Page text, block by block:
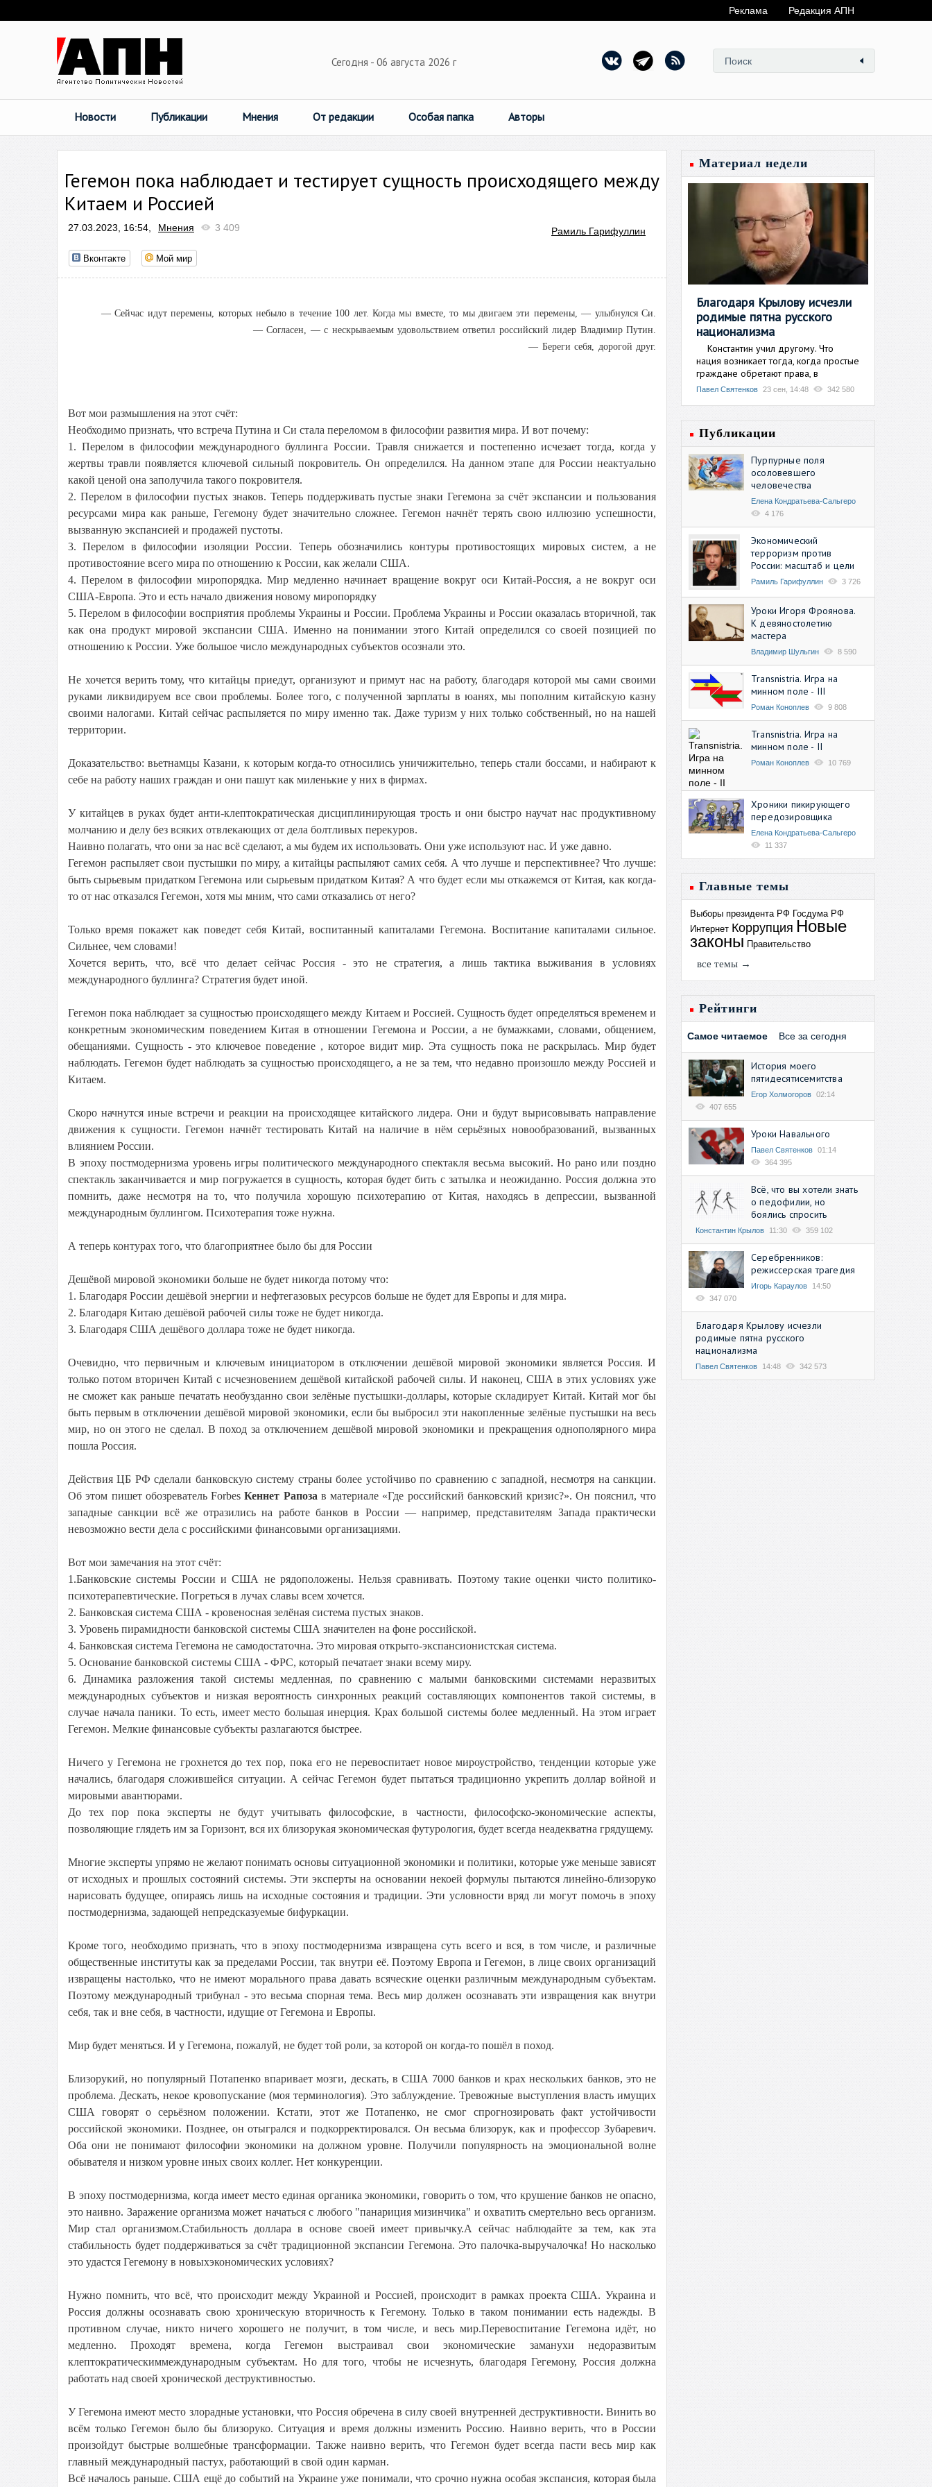
Реклама Редакция АПН
Сегодня - 06 августа 2026 г
Новости Публикации Мнения От редакции Особая папка Авторы
Гегемон пока наблюдает и тестирует сущность происходящего между
Китаем и Россией
27.03.2023, 16:54, Мнения 3 409 Рамиль Гарифуллин
Вконтакте Мой мир
— Сейчас идут перемены, которых небыло в течение 100 лет. Когда мы вместе, то мы двигаем эти перемены, — улыбнулся Си.
— Согласен, — с нескрываемым удовольствием ответил российский лидер Владимир Путин.
— Береги себя, дорогой друг.
Вот мои размышления на этот счёт:
Необходимо признать, что встреча Путина и Си стала переломом в философии развития мира. И вот почему:
1. Перелом в философии международного буллинга России. Травля снижается и постепенно исчезает тогда, когда у
жертвы травли появляется ключевой сильный покровитель. Он определился. На данном этапе для России неактуально
какой ценой она заполучила такого покровителя.
2. Перелом в философии пустых знаков. Теперь поддерживать пустые знаки Гегемона за счёт экспансии и пользования
ресурсами мира как раньше, Гегемону будет значительно сложнее. Гегемон начнёт терять свою иллюзию успешности,
вызванную экспансией и продажей пустоты.
3. Перелом в философии изоляции России. Теперь обозначились контуры противостоящих мировых систем, а не
противостояние всего мира по отношению к России, как желали США.
4. Перелом в философии миропорядка. Мир медленно начинает вращение вокруг оси Китай-Россия, а не вокруг оси
США-Европа. Это и есть начало движения новому миропорядку
5. Перелом в философии восприятия проблемы Украины и России. Проблема Украины и России оказалась вторичной, так
как она продукт мировой экспансии США. Именно на понимании этого Китай определился со своей позицией по
отношению к России. Уже большое число международных субъектов осознали это.
Не хочется верить тому, что китайцы приедут, организуют и примут нас на работу, благодаря которой мы сами своими
руками ликвидируем все свои проблемы. Более того, с полученной зарплаты в юанях, мы пополним китайскую казну
своими налогами. Китай сейчас распыляется по миру именно так. Даже туризм у них только собственный, но на нашей
территории.
Доказательство: вьетнамцы Казани, к которым когда-то относились уничижительно, теперь стали боссами, и набирают к
себе на работу наших граждан и они пашут как миленькие у них в фирмах.
У китайцев в руках будет анти-клептократическая дисциплинирующая трость и они быстро научат нас продуктивному
молчанию и делу без всяких отвлекающих от дела болтливых перекуров.
Наивно полагать, что они за нас всё сделают, а мы будем их использовать. Они уже используют нас. И уже давно.
Гегемон распыляет свои пустышки по миру, а китайцы распыляют самих себя. А что лучше и перспективнее? Что лучше:
быть сырьевым придатком Гегемона или сырьевым придатком Китая? А что будет если мы откажемся от Китая, как когда-
то от нас отказался Гегемон, хотя мы мним, что сами отказались от него?
Только время покажет как поведет себя Китай, воспитанный капиталами Гегемона. Воспитание капиталами сильное.
Сильнее, чем словами!
Хочется верить, что, всё что делает сейчас Россия - это не стратегия, а лишь тактика выживания в условиях
международного буллинга? Стратегия будет иной.
Гегемон пока наблюдает за сущностью происходящего между Китаем и Россией. Сущность будет определяться временем и
конкретным экономическим поведением Китая в отношении Гегемона и России, а не бумажками, словами, общением,
обещаниями. Сущность - это ключевое поведение , которое видит мир. Эта сущность пока не раскрылась. Мир будет
наблюдать. Гегемон будет наблюдать за сущностью происходящего, а не за тем, что недавно произошло между Россией и
Китаем.
Скоро начнутся иные встречи и реакции на происходящее китайского лидера. Они и будут вырисовывать направление
движения к сущности. Гегемон начнёт тестировать Китай на наличие в нём серьёзных новообразований, вызванных
влиянием России.
В эпоху постмодернизма уровень игры политического международного спектакля весьма высокий. Но рано или поздно
спектакль заканчивается и мир погружается в сущность, которая будет бить с затылка и неожиданно. Россия должна это
помнить, даже несмотря на то, что получила хорошую психотерапию от Китая, находясь в депрессии, вызванной
международным буллингом. Психотерапия тоже нужна.
А теперь контурах того, что благоприятнее было бы для России
Дешёвой мировой экономики больше не будет никогда потому что:
1. Благодаря России дешёвой энергии и нефтегазовых ресурсов больше не будет для Европы и для мира.
2. Благодаря Китаю дешёвой рабочей силы тоже не будет никогда.
3. Благодаря США дешёвого доллара тоже не будет никогда.
Очевидно, что первичным и ключевым инициатором в отключении дешёвой мировой экономики является Россия. И
только потом вторичен Китай с исчезновением дешёвой китайской рабочей силы. И наконец, США в этих условиях уже
не сможет как раньше печатать необузданно свои зелёные пустышки-доллары, которые складирует Китай. Китай мог бы
быть первым в отключении дешёвой мировой экономики, если бы выбросил эти накопленные зелёные пустышки на весь
мир, но он этого не сделал. В поход за отключением дешёвой мировой экономики и прекращения однополярного мира
пошла Россия.
Действия ЦБ РФ сделали банковскую систему страны более устойчиво по сравнению с западной, несмотря на санкции.
Об этом пишет обозреватель ForbesКеннет Рапоза в материале «Где российский банковский кризис?». Он пояснил, что
западные санкции всё же отразились на работе банков в России — например, представителям Запада практически
невозможно вести дела с российскими финансовыми организациями.
Вот мои замечания на этот счёт:
1.Банковские системы России и США не рядоположены. Нельзя сравнивать. Поэтому такие оценки чисто политико-
психотерапевтические. Погреться в лучах славы всем хочется.
2. Банковская система США - кровеносная зелёная система пустых знаков.
3. Уровень пирамидности банковской системы США значителен на фоне российской.
4. Банковская система Гегемона не самодостаточна. Это мировая открыто-экспансионистская система.
5. Основание банковской системы США - ФРС, который печатает знаки всему миру.
6. Динамика разложения такой системы медленная, по сравнению с малыми банковскими системами неразвитых
международных субъектов и низкая вероятность синхронных реакций составляющих компонентов такой системы, в
случае начала паники. То есть, имеет место большая инерция. Крах большой системы более медленный. На этом играет
Гегемон. Мелкие финансовые субъекты разлагаются быстрее.
Ничего у Гегемона не грохнется до тех пор, пока его не перевоспитает новое мироустройство, тенденции которые уже
начались, благодаря сложившейся ситуации. А сейчас Гегемон будет пытаться традиционно укрепить доллар войной и
мировыми авантюрами.
До тех пор пока эксперты не будут учитывать философские, в частности, философско-экономические аспекты,
позволяющие глядеть им за Горизонт, вся их близорукая экономическая футурология, будет всегда неадекватна грядущему.
Многие эксперты упрямо не желают понимать основы ситуационной экономики и политики, которые уже меньше зависят
от исходных и прошлых состояний системы. Эти эксперты на основании некоей формулы пытаются линейно-близоруко
нарисовать будущее, опираясь лишь на исходные состояния и традиции. Эти условности вряд ли могут помочь в эпоху
постмодернизма, задающей непредсказуемые бифуркации.
Кроме того, необходимо признать, что в эпоху постмодернизма извращена суть всего и вся, в том числе, и различные
общественные институты как за пределами России, так внутри её. Поэтому Европа и Гегемон, в лице своих организаций
извращены настолько, что не имеют морального права давать всяческие оценки различным международным субъектам.
Поэтому международный трибунал - это весьма спорная тема. Весь мир должен осознавать эти извращения как внутри
себя, так и вне себя, в частности, идущие от Гегемона и Европы.
Мир будет меняться. И у Гегемона, пожалуй, не будет той роли, за которой он когда-то пошёл в поход.
Близорукий, но популярный Потапенко впаривает мозги, дескать, в США 7000 банков и крах нескольких банков, это не
проблема. Дескать, некое кровопускание (моя терминология). Это заблуждение. Тревожные выступления власть имущих
США говорят о серьёзном положении. Кстати, этот же Потапенко, не смог спрогнозировать факт устойчивости
российской экономики. Позднее, он отыгрался и подкорректировался. Он весьма близорук, как и профессор Зубаревич.
Оба они не понимают философии экономики на должном уровне. Получили популярность на эмоциональной волне
обывателя и низком уровне иных своих коллег. Нет конкуренции.
В эпоху постмодернизма, когда имеет место единая органика экономики, говорить о том, что крушение банков не опасно,
это наивно. Заражение организма может начаться с любого "панариция мизинчика" и охватить смертельно весь организм.
Мир стал организмом.Стабильность доллара в основе своей имеет привычку.А сейчас наблюдайте за тем, как эта
стабильность будет поддерживаться за счёт традиционной экспансии Гегемона. Это палочка-выручалочка! Но насколько
это удастся Гегемону в новыхэкономических условиях?
Нужно помнить, что всё, что происходит между Украиной и Россией, происходит в рамках проекта США. Украина и
Россия должны осознавать свою хроническую вторичность к Гегемону. Только в таком понимании есть надежды. В
противном случае, никто ничего хорошего не получит, в том числе, и весь мир.Перевоспитание Гегемона идёт, но
медленно. Проходят времена, когда Гегемон выстраивал свои экономические заманухи недоразвитым
клептократическиммеждународным субъектам. Но для того, чтобы не исчезнуть, благодаря Гегемону, Россия должна
работать над своей хронической деструктивностью.
У Гегемона имеют место злорадные установки, что Россия обречена в силу своей внутренней деструктивности. Винить во
всём только Гегемон было бы близоруко. Ситуация и время должны изменить Россию. Наивно верить, что в России
произойдут быстрые волшебные трансформации. Также наивно верить, что Гегемон будет всегда пасти весь мир как
главный международный пастух, работающий в свой один карман.
Всё началось раньше. США ещё до событий на Украине уже понимали, что срочно нужна особая экспансия, которая была
Материал недели
Благодаря Крылову исчезли
родимые пятна русского
национализма
Константин учил другому. Что
нация возникает тогда, когда простые
граждане обретают права, в
Павел Святенков 23 сен, 14:48 342 580
Публикации
Пурпурные поля
осоловевшего
человечества
Елена Кондратьева-Сальгеро
4 176
Экономический
терроризм против
России: масштаб и цели
Рамиль Гарифуллин 3 726
Уроки Игоря Фроянова.
К девяностолетию
мастера
Владимир Шульгин 8 590
Transnistria. Игра на
минном поле - III
Роман Коноплев 9 808
Transnistria. Игра на
минном поле - II
Роман Коноплев 10 769
Хроники пикирующего
передозировщика
Елена Кондратьева-Сальгеро
11 337
Главные темы
Выборы президента РФ Госдума РФ
Интернет Коррупция Новые
законы Правительство
все темы →
Рейтинги
Самое читаемое Все за сегодня
История моего
пятидесятисемитства
Егор Холмогоров 02:14
407 655
Уроки Навального
Павел Святенков 01:14
364 395
Всё, что вы хотели знать
о педофилии, но
боялись спросить
Константин Крылов 11:30 359 102
Серебренников:
режиссерская трагедия
Игорь Караулов
14:50
347 070
Благодаря Крылову исчезли
родимые пятна русского
национализма
Павел Святенков 14:48 342 573